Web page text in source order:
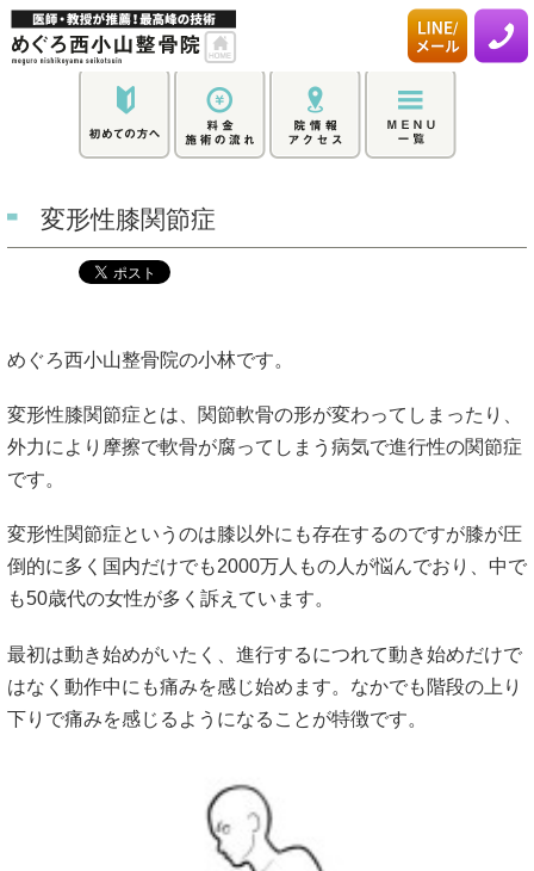
変形性膝関節症
めぐろ西小山整骨院の小林です。
変形性膝関節症とは、関節軟骨の形が変わってしまったり、
外力により摩擦で軟骨が腐ってしまう病気で進行性の関節症
です。
変形性関節症というのは膝以外にも存在するのですが膝が圧
倒的に多く国内だけでも2000万人もの人が悩んでおり、中で
も50歳代の女性が多く訴えています。
最初は動き始めがいたく、進行するにつれて動き始めだけで
はなく動作中にも痛みを感じ始めます。なかでも階段の上り
下りで痛みを感じるようになることが特徴です。